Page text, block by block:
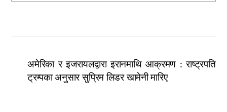
अमेरिका र इजरायलद्वारा इरानमाथि आक्रमण : राष्ट्रपति
ट्रम्पका अनुसार सुप्रिम लिडर खामेनी मारिए